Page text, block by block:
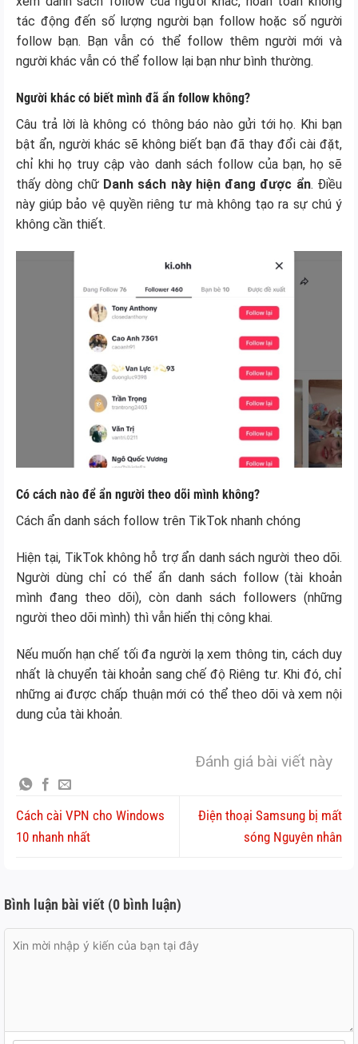
tác động đến số lượng người bạn follow hoặc số người
follow bạn. Bạn vẫn có thể follow thêm người mới và
người khác vẫn có thể follow lại bạn như bình thường.
Người khác có biết mình đã ẩn follow không?
Câu trả lời là không có thông báo nào gửi tới họ. Khi bạn
bật ẩn, người khác sẽ không biết bạn đã thay đổi cài đặt,
chỉ khi họ truy cập vào danh sách follow của bạn, họ sẽ
thấy dòng chữ Danh sách này hiện đang được ẩn. Điều
này giúp bảo vệ quyền riêng tư mà không tạo ra sự chú ý
không cần thiết.
Có cách nào để ẩn người theo dõi mình không?
Cách ẩn danh sách follow trên TikTok nhanh chóng
Hiện tại, TikTok không hỗ trợ ẩn danh sách người theo dõi.
Người dùng chỉ có thể ẩn danh sách follow (tài khoản
mình đang theo dõi), còn danh sách followers (những
người theo dõi mình) thì vẫn hiển thị công khai.
Nếu muốn hạn chế tối đa người lạ xem thông tin, cách duy
nhất là chuyển tài khoản sang chế độ Riêng tư. Khi đó, chỉ
những ai được chấp thuận mới có thể theo dõi và xem nội
dung của tài khoản.
Đánh giá bài viết này
Cách cài VPN cho Windows
10 nhanh nhất
Điện thoại Samsung bị mất
sóng Nguyên nhân
Bình luận bài viết (0 bình luận)